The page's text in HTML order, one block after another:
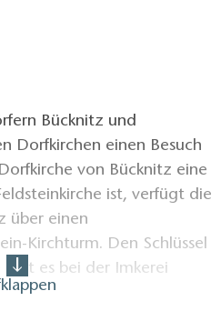
Bücknitz und
Dorfkirchen einen Besuch
von Bücknitz eine
ist, verfügt die
über einen
Kirchturm. Den Schlüssel
es bei der Imkerei